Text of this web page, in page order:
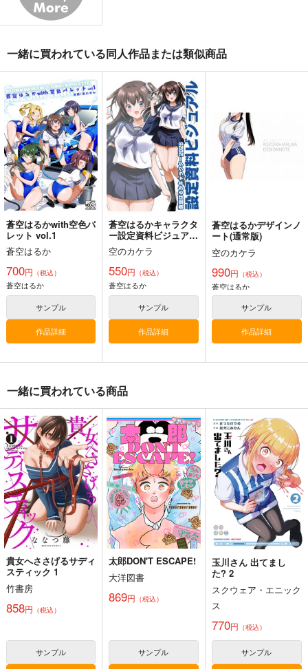
2,750円 （税込）
サンプル
カート
サンプル
カート
菅牧典
サンプル
星に寄せる想い/色は
匂へど散りぬるを
幽閉サテライト
2,750 円 （税込）
東方Project
カート
始まりの雨
幽閉サテライト
2,200 円
東方Project
東方錦上
京 ～ Fossilized Won
上海アリス幻樂団
1,760 円（税込）
東方Project
寂光寂
滅 ～ The Truth of th
e Cessation of Dukk
ha
Demetori
東方Project 博麗霊夢
サンプル
東方剛欲異聞～水没し
た沈愁地獄
黄昏フロンティア
東方Project
サンプル
一緒に買われている同人作品または類似商品
蒼空はるかwith空色パ
レット vol.1
蒼空はるか
700円 （税込）
蒼空はるか
サンプル
作品詳細
蒼空はるかキャラクタ
ー設定資料ビジュア
ル 2026年版
空のカケラ
550円 （税込）
蒼空はるか
サンプル
作品詳細
蒼空はるかデザインノ
ート(通常版)
空のカケラ
990円 （税込）
蒼空はるか
サンプル
作品詳細
一緒に買われている商品
貴女へささげるサディ
スティック 1
竹書房
858円 （税込）
サンプル
太郎DON'T ESCAPE!
大洋図書
869円 （税込）
サンプル
玉川さん 出てまし
た? 2
スクウェア・エニック
ス
770円 （税込）
サンプル